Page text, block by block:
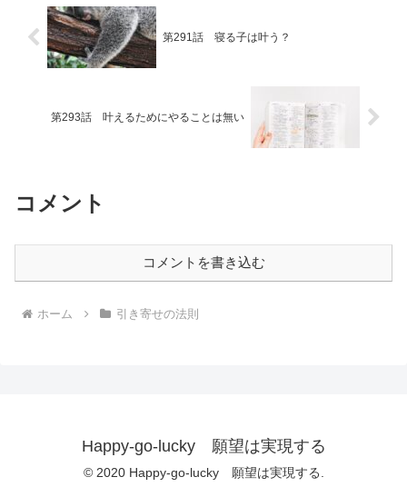
第291話 寝る子は叶う？
第293話 叶えるためにやることは無い
コメント
コメントを書き込む
ホーム 引き寄せの法則
Happy-go-lucky 願望は実現する
© 2020 Happy-go-lucky 願望は実現する.